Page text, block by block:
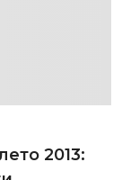
2013: